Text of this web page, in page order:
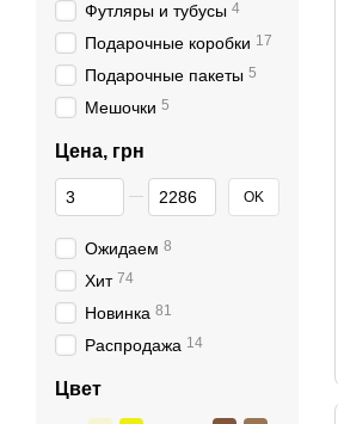
Футляры и тубусы 4
Подарочные коробки 17
Подарочные пакеты 5
Мешочки 5
Цена, грн
От Цена, грн
До Цена, грн OK
Ожидаем 8
Хит 74
Новинка 81
Распродажа 14
Цвет